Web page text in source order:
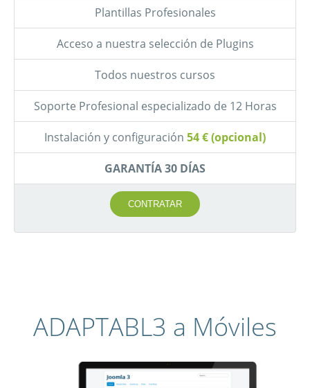
Plantillas Profesionales
Acceso a nuestra selección de Plugins
Todos nuestros cursos
Soporte Profesional especializado de 12 Horas
Instalación y configuración 54 € (opcional)
GARANTÍA 30 DÍAS
CONTRATAR
ADAPTABL3 a Móviles